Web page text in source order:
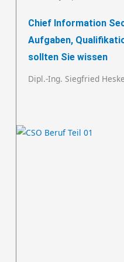
Chief Information
Aufgaben,
sollten Sie wissen
Dipl.-Ing. Siegfried